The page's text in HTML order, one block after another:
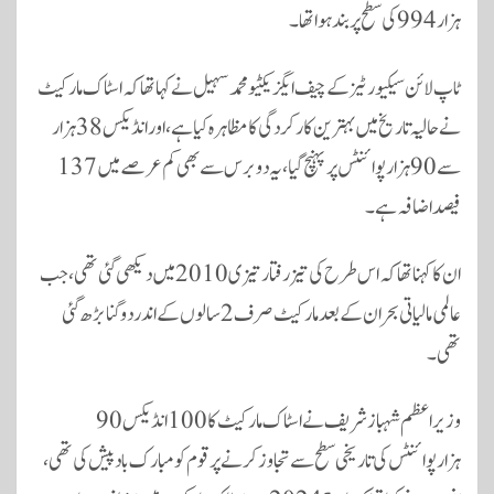
ہزار 994 کی سطح پر بند ہوا تھا۔
ٹاپ لائن سیکیورٹیز کے چیف ایگزیکٹیو محمد سہیل نے کہا تھا کہ اسٹاک مارکیٹ
نے حالیہ تاریخ میں بہترین کارکردگی کا مظاہرہ کیا ہے، اور انڈیکس 38 ہزار
سے 90 ہزار پوائنٹس پر پہنچ گیا، یہ دو برس سے بھی کم عرصے میں 137
فیصد اضافہ ہے۔
ان کا کہنا تھا کہ اس طرح کی تیز رفتار تیزی 2010 میں دیکھی گئی تھی، جب
عالمی مالیاتی بحران کے بعد مارکیٹ صرف 2 سالوں کے اندر دوگنا بڑھ گئی
تھی۔
وزیراعظم شہباز شریف نے اسٹاک مارکیٹ کا 100 انڈیکس 90
ہزارپوائنٹس کی تاریخی سطح سے تجاوز کرنے پر قوم کو مبارک باد پیش کی تھی،